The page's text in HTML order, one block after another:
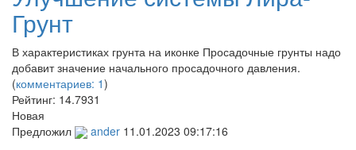
Грунт
В характеристиках грунта на иконке Просадочные грунты надо
добавит значение начального просадочного давления.
(комментариев: 1)
Рейтинг: 14.7931
Новая
Предложил
ander 11.01.2023 09:17:16